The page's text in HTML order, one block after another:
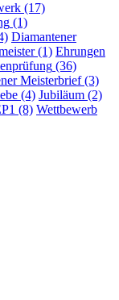
(17)
(1)
Diamantener
(1) Ehrungen
(36)
Meisterbrief(3)
(4) Jubiläum (2)
(8) Wettbewerb